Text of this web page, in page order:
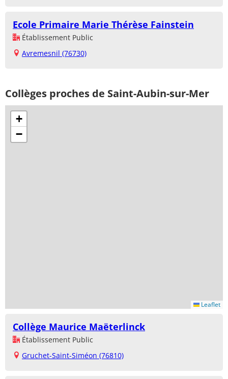
Ecole Primaire Marie Thérèse Fainstein
Établissement Public
Avremesnil (76730)
Collèges proches de Saint-Aubin-sur-Mer
+
−
Leaflet
Collège Maurice Maëterlinck
Établissement Public
Gruchet-Saint-Siméon (76810)